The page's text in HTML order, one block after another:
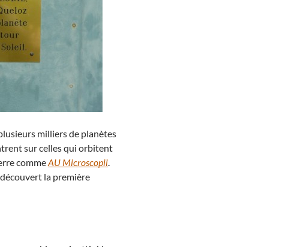
milliers de planètes
sur celles qui orbitent
commeAU Microscopii.
la première